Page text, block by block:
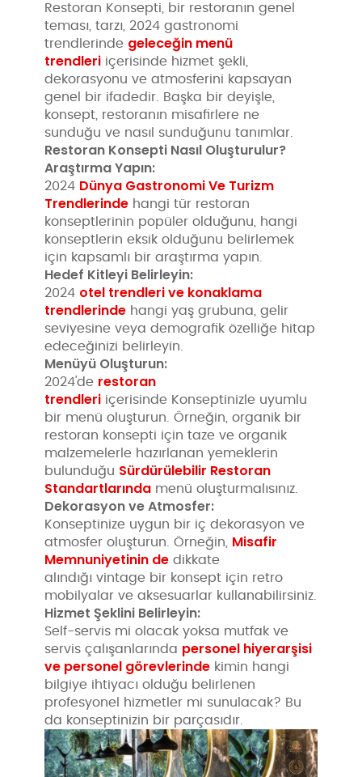
Restoran Konsepti, bir restoranın genel
teması, tarzı, 2024 gastronomi
trendlerinde geleceğin menü
trendleri içerisinde hizmet şekli,
dekorasyonu ve atmosferini kapsayan
genel bir ifadedir. Başka bir deyişle,
konsept, restoranın misafirlere ne
sunduğu ve nasıl sunduğunu tanımlar.
Restoran Konsepti Nasıl Oluşturulur?
Araştırma Yapın:
2024 Dünya Gastronomi Ve Turizm
Trendlerinde hangi tür restoran
konseptlerinin popüler olduğunu, hangi
konseptlerin eksik olduğunu belirlemek
için kapsamlı bir araştırma yapın.
Hedef Kitleyi Belirleyin:
2024 otel trendleri ve konaklama
trendlerinde hangi yaş grubuna, gelir
seviyesine veya demografik özelliğe hitap
edeceğinizi belirleyin.
Menüyü Oluşturun:
2024'de restoran
trendleri içerisinde Konseptinizle uyumlu
bir menü oluşturun. Örneğin, organik bir
restoran konsepti için taze ve organik
malzemelerle hazırlanan yemeklerin
bulunduğu Sürdürülebilir Restoran
Standartlarında menü oluşturmalısınız.
Dekorasyon ve Atmosfer:
Konseptinize uygun bir iç dekorasyon ve
atmosfer oluşturun. Örneğin, Misafir
Memnuniyetinin de dikkate
alındığı vintage bir konsept için retro
mobilyalar ve aksesuarlar kullanabilirsiniz.
Hizmet Şeklini Belirleyin:
Self-servis mi olacak yoksa mutfak ve
servis çalışanlarında personel hiyerarşisi
ve personel görevlerinde kimin hangi
bilgiye ihtiyacı olduğu belirlenen
profesyonel hizmetler mi sunulacak? Bu
da konseptinizin bir parçasıdır.